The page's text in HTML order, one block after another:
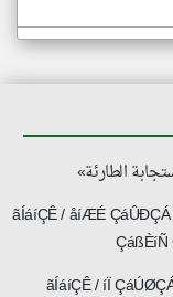
ãÍáíÇÊ / åíÆÉ
ãÍáíÇÊ / íÏ